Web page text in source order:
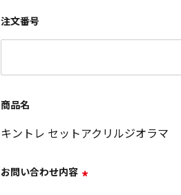
注文番号
商品名
キントレ セットアクリルジオラマ
お問い合わせ内容 *